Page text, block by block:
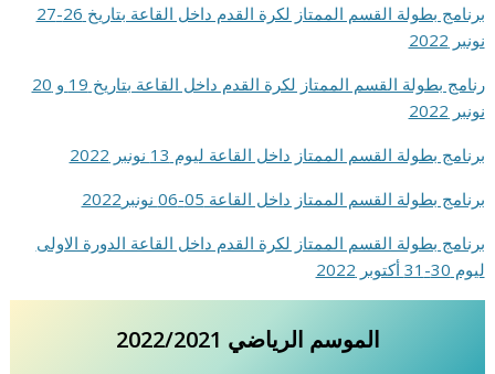
برنامج بطولة القسم الممتاز لكرة القدم داخل القاعة بتاريخ 26-27
نونبر 2022
رنامج بطولة القسم الممتاز لكرة القدم داخل القاعة بتاريخ 19 و 20
نونبر 2022
برنامج بطولة القسم الممتاز داخل القاعة ليوم 13 نونبر 2022
برنامج بطولة القسم الممتاز داخل القاعة 05-06 نونبر2022
برنامج بطولة القسم الممتاز لكرة القدم داخل القاعة الدورة الاولى
ليوم 30-31 أكتوبر 2022
الموسم الرياضي 2022/2021